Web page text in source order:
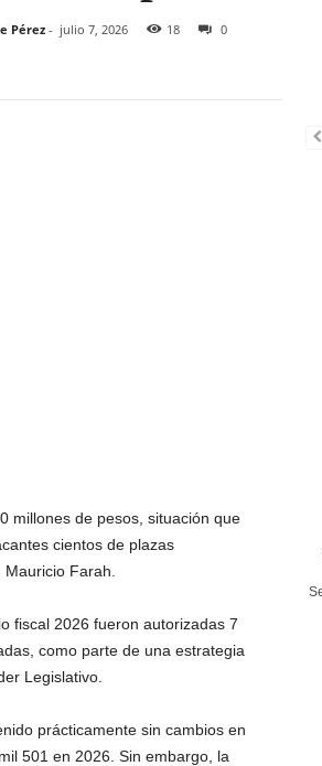
Pérez- julio 7, 2026 18 0
millones de pesos, situación que
cientos de plazas
Farah.
fiscal 2026 fueron autorizadas 7
como parte de una estrategia
Legislativo.
prácticamente sin cambios en
501 en 2026. Sin embargo, la